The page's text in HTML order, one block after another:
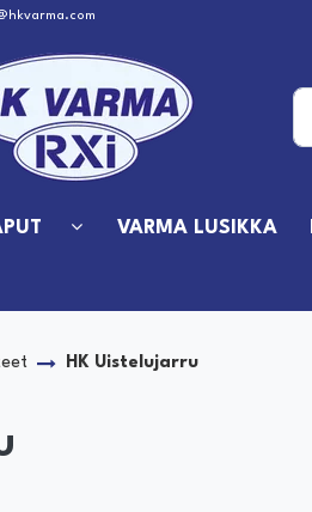
VARMA LUSIKKA
HK Uistelujarru